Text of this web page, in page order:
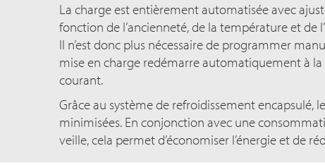
La charge est entièrement automatisée avec
fonction de l’ancienneté, de la température et de
Il n’est donc plus nécessaire de programmer
mise en charge redémarre automatiquement à la
courant.
Grâce au système de refroidissement encapsulé,
minimisées. En conjonction avec une
veille, cela permet d’économiser l’énergie et de